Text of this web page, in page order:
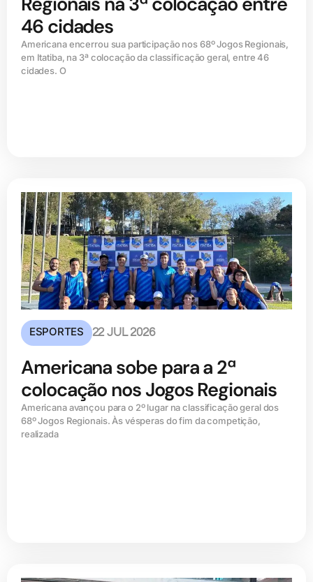
46 cidades
Americana encerrou sua participação nos 68º Jogos Regionais,
em Itatiba, na 3ª colocação da classificação geral, entre 46
cidades. O
ESPORTES 22 JUL 2026
Americana sobe para a 2ª
colocação nos Jogos Regionais
Americana avançou para o 2º lugar na classificação geral dos
68º Jogos Regionais. Às vésperas do fim da competição,
realizada